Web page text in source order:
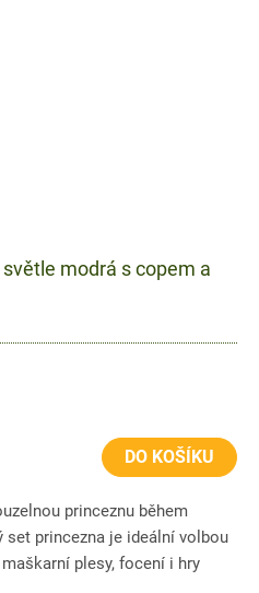
modrá s copem a
DO KOŠÍKU
princeznu během
set princezna je ideální volbou
plesy, focení i hry